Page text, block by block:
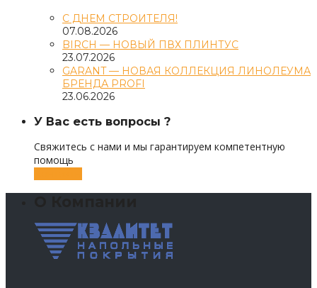
С ДНЕМ СТРОИТЕЛЯ!
07.08.2026
BIRCH — НОВЫЙ ПВХ ПЛИНТУС
23.07.2026
GARANT — НОВАЯ КОЛЛЕКЦИЯ ЛИНОЛЕУМА
БРЕНДА PROFI
23.06.2026
У Вас есть вопросы ?
Свяжитесь с нами и мы гарантируем компетентную
помощь